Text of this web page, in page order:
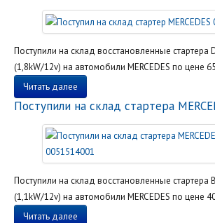
Поступили на склад восстановленные стартера
(1,8kW/12v) на автомобили MERCEDES по цене
Читать далее
Поступили на склад стартера
Поступили на склад восстановленные стартера
(1,1kW/12v) на автомобили MERCEDES по цене
Читать далее